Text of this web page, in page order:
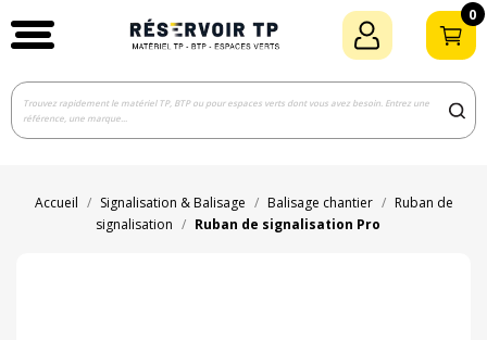
0
Accueil Signalisation & Balisage Balisage chantier
Ruban de
signalisation
Ruban de signalisation Pro